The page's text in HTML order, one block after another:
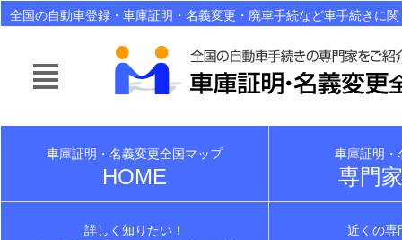
全国の自動車登録・車庫証明・名義変更・廃車手続など車手続きに
車庫証明・名義変更全国マップ
HOME
車庫証明・
専門
詳しく知りたい！ 近くの専